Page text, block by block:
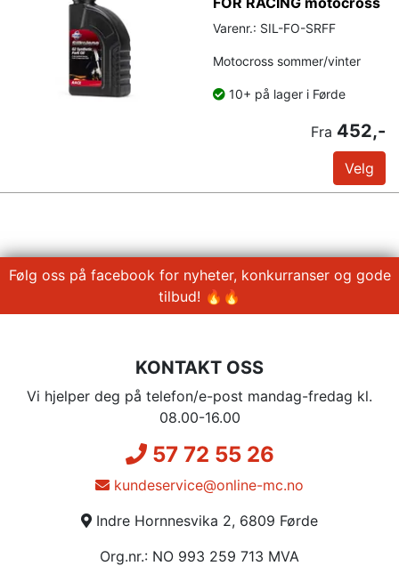
Varenr.: SIL-FO-SRFF
Motocross sommer/vinter
10+ på lager i Førde
Fra 452,-
Velg
Følg oss på facebook for nyheter, konkurranser og gode
tilbud! 🔥🔥
KONTAKT OSS
Vi hjelper deg på telefon/e-post mandag-fredag kl.
08.00-16.00
57 72 55 26
kundeservice@online-mc.no
Indre Hornnesvika 2, 6809 Førde
Org.nr.: NO 993 259 713 MVA